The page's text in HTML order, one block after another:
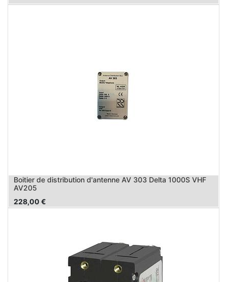
Boitier de distribution d'antenne AV 303 Delta 1000S VHF
AV205
228,00 €